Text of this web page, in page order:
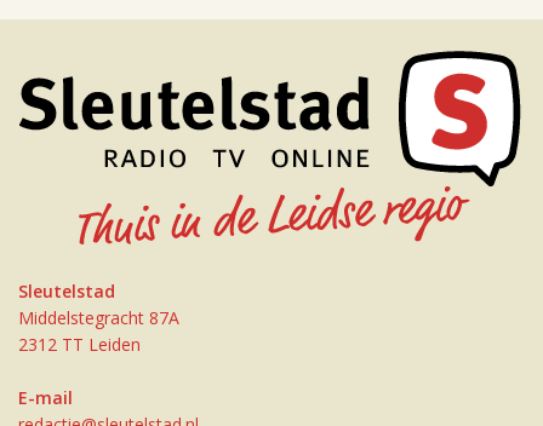
Sleutelstad
Middelstegracht 87A
2312 TT Leiden
E-mail